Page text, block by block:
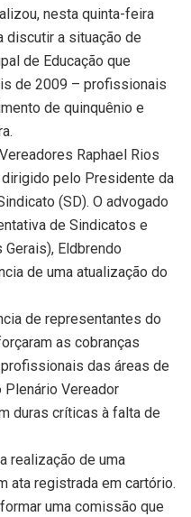
nesta quinta-feira
discutir a situação de
de Educação que
de 2009 – profissionais
de quinquênio e
Raphael Rios
pelo Presidente da
(SD). O advogado
de Sindicatos e
Eldbrendo
de uma atualização do
de representantes do
as cobranças
das áreas de
Plenário Vereador
duras críticas à falta de
realização de uma
ata registrada em cartório.
uma comissão que